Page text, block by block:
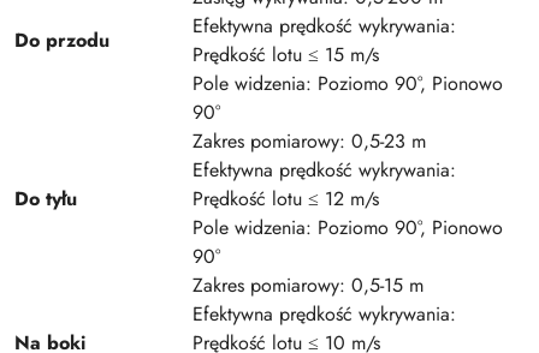
Do przodu
Efektywna prędkość wykrywania:
Prędkość lotu ≤ 15 m/s
Pole widzenia: Poziomo 90°, Pionowo
90°
Do tyłu
Zakres pomiarowy: 0,5-23 m
Efektywna prędkość wykrywania:
Prędkość lotu ≤ 12 m/s
Pole widzenia: Poziomo 90°, Pionowo
90°
Na boki
Zakres pomiarowy: 0,5-15 m
Efektywna prędkość wykrywania:
Prędkość lotu ≤ 10 m/s